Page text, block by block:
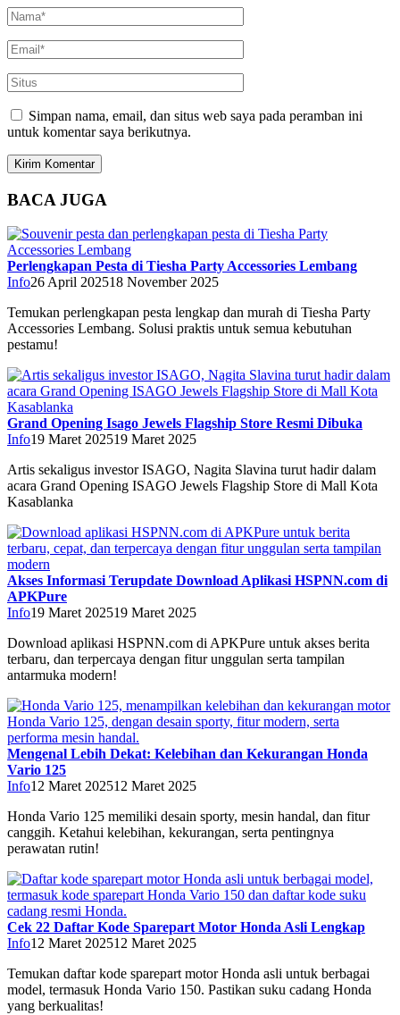
Simpan nama, email, dan situs web saya pada peramban ini
untuk komentar saya berikutnya.
BACA JUGA
Perlengkapan Pesta di Tiesha Party Accessories Lembang
Info26 April 202518 November 2025
Temukan perlengkapan pesta lengkap dan murah di Tiesha Party
Accessories Lembang. Solusi praktis untuk semua kebutuhan
pestamu!
Grand Opening Isago Jewels Flagship Store Resmi Dibuka
Info19 Maret 202519 Maret 2025
Artis sekaligus investor ISAGO, Nagita Slavina turut hadir dalam
acara Grand Opening ISAGO Jewels Flagship Store di Mall Kota
Kasablanka
Akses Informasi Terupdate Download Aplikasi HSPNN.com di
APKPure
Info19 Maret 202519 Maret 2025
Download aplikasi HSPNN.com di APKPure untuk akses berita
terbaru, dan terpercaya dengan fitur unggulan serta tampilan
antarmuka modern!
Mengenal Lebih Dekat: Kelebihan dan Kekurangan Honda
Vario 125
Info12 Maret 202512 Maret 2025
Honda Vario 125 memiliki desain sporty, mesin handal, dan fitur
canggih. Ketahui kelebihan, kekurangan, serta pentingnya
perawatan rutin!
Cek 22 Daftar Kode Sparepart Motor Honda Asli Lengkap
Info12 Maret 202512 Maret 2025
Temukan daftar kode sparepart motor Honda asli untuk berbagai
model, termasuk Honda Vario 150. Pastikan suku cadang Honda
yang berkualitas!